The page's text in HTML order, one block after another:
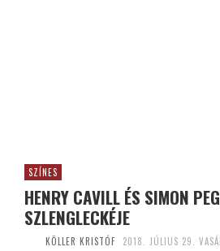
SZÍNES
HENRY CAVILL ÉS SIMON
SZLENGLECKÉJE
KÖLLER KRISTÓF 2018. JÚLIUS 29.